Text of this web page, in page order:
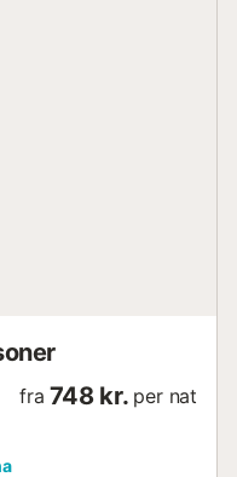
fra 748 kr. per nat